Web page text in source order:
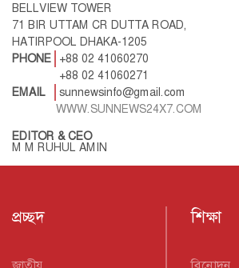
BELLVIEW TOWER
71 BIR UTTAM CR DUTTA ROAD,
HATIRPOOL DHAKA-1205
PHONE
+88 02 41060270
+88 02 41060271
EMAIL
sunnewsinfo@gmail.com
WWW.SUNNEWS24X7.COM
EDITOR & CEO
M M RUHUL AMIN
প্রচ্ছদ শিক্ষা